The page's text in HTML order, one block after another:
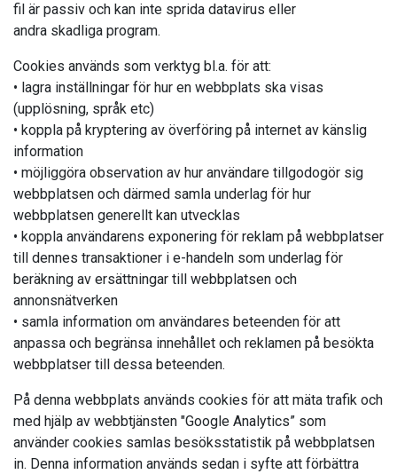
fil är passiv och kan inte sprida datavirus eller
andra skadliga program.
Cookies används som verktyg bl.a. för att:
• lagra inställningar för hur en webbplats ska visas
(upplösning, språk etc)
• koppla på kryptering av överföring på internet av känslig
information
• möjliggöra observation av hur användare tillgodogör sig
webbplatsen och därmed samla underlag för hur
webbplatsen generellt kan utvecklas
• koppla användarens exponering för reklam på webbplatser
till dennes transaktioner i e-handeln som underlag för
beräkning av ersättningar till webbplatsen och
annonsnätverken
• samla information om användares beteenden för att
anpassa och begränsa innehållet och reklamen på besökta
webbplatser till dessa beteenden.
På denna webbplats används cookies för att mäta trafik och
med hjälp av webbtjänsten "Google Analytics” som
använder cookies samlas besöksstatistik på webbplatsen
in. Denna information används sedan i syfte att förbättra